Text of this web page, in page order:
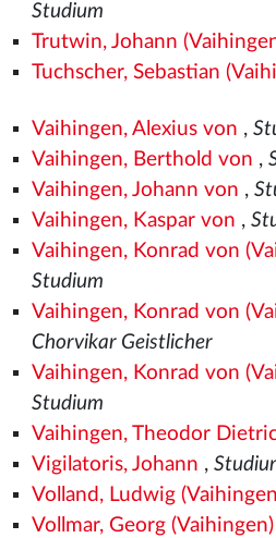
Studium
Trutwin, Johann
Tuchscher, Sebastian
Vaihingen, Alexius von ,
Vaihingen, Berthold von ,
Vaihingen, Johann von ,
Vaihingen, Kaspar von ,
Vaihingen, Konrad von
Studium
Vaihingen, Konrad von
Chorvikar Geistlicher
Vaihingen, Konrad von
Studium
Vaihingen, Theodor
Vigilatoris, Johann ,
Volland, Ludwig
Vollmar, Georg (Vaihingen)